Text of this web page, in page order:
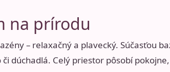
na prírodu
– relaxačný a plavecký. Súčasťou
dúchadlá. Celý priestor pôsobí